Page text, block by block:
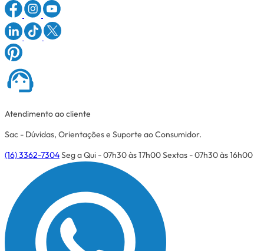
Atendimento ao cliente
Sac - Dúvidas, Orientações e Suporte ao Consumidor.
(16) 3362-7304Seg a Qui - 07h30 às 17h00Sextas - 07h30 às 16h00